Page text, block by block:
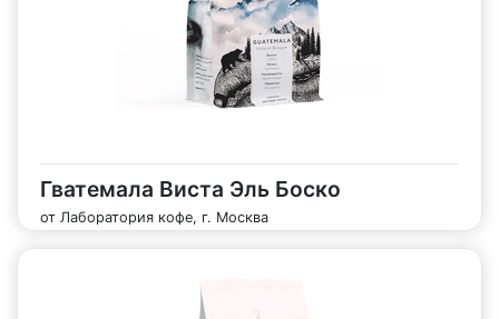
Гватемала Виста Эль Боско
от Лаборатория кофе, г. Москва